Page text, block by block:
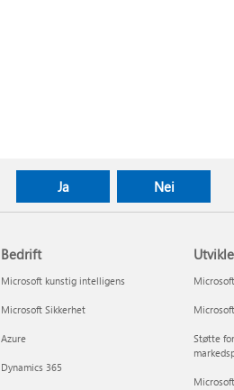
Ja Nei
Bedrift
Microsoft kunstig intelligens
Microsoft Sikkerhet
Azure
Dynamics 365
Støtte